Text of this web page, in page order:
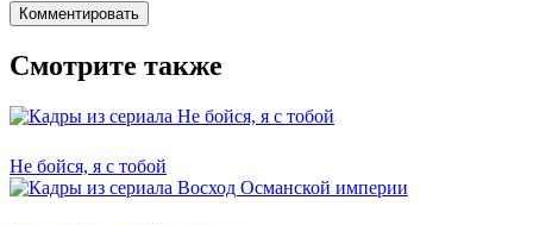
Комментировать
Смотрите также
Не бойся, я с тобой